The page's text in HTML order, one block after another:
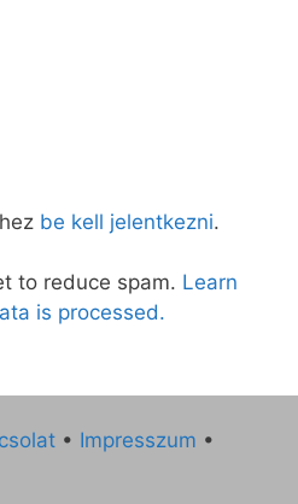
be kell jelentkezni.
to reduce spam. Learn
is processed.
• Impresszum •